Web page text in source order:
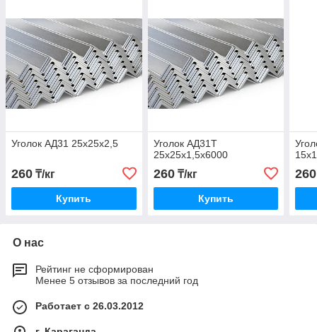
Уголок АД31 25х25x2,5
260 ₸/кг
Купить
Уголок АД31Т
25х25x1,5х6000
260₸/кг
Купить
260
О нас
Рейтинг не сформирован
Менее 5 отзывов за последний год
Работает с 26.03.2012